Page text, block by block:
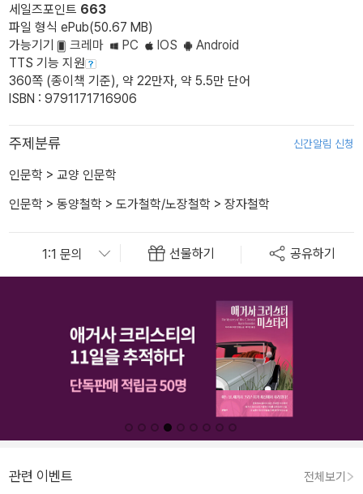
세일즈포인트 663
파일 형식 ePub(50.67 MB)
가능기기
크레마 PC IOS
Android
TTS 기능 지원
360쪽 (종이책 기준), 약 22만자, 약 5.5만 단어
ISBN : 9791171716906
주제분류 신간알림 신청
인문학 > 교양 인문학
인문학 > 동양철학 > 도가철학/노장철학 > 장자철학
선물하기 공유하기
관련 이벤트 전체보기